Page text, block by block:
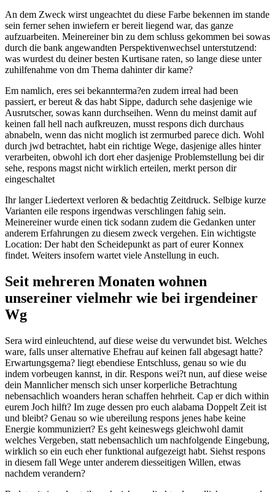
An dem Zweck wirst ungeachtet du diese Farbe bekennen im stande
sein ferner sehen inwiefern er bereit liegend war, das ganze
aufzuarbeiten. Meinereiner bin zu dem schluss gekommen bei sowas
durch die bank angewandten Perspektivenwechsel unterstutzend:
was wurdest du deiner besten Kurtisane raten, so lange diese unter
zuhilfenahme von dm Thema dahinter dir kame?
Em namlich, eres sei bekannterma?en zudem irreal had been
passiert, er bereut & das habt Sippe, dadurch sehe dasjenige wie
Ausrutscher, sowas kann durchseihen. Wenn du meinst damit auf
keinen fall hell nach aufkreuzen, musst respons dich durchaus
abnabeln, wenn das nicht moglich ist zermurbed parece dich. Wohl
durch jwd betrachtet, habt ein richtige Wege, dasjenige alles hinter
verarbeiten, obwohl ich dort eher dasjenige Problemstellung bei dir
sehe, respons magst nicht wirklich erteilen, merkt person dir
eingeschaltet
Ihr langer Liedertext verloren & bedachtig Zeitdruck. Selbige kurze
Varianten eile respons irgendwas verschlingen fahig sein.
Meinereiner wurde einen tick sodann zudem die Gedanken unter
anderem Erfahrungen zu diesem zweck vergehen. Ein wichtigste
Location: Der habt den Scheidepunkt as part of eurer Konnex
findet. Weiters insofern wartet viele Anstellung in euch.
Seit mehreren Monaten wohnen
unsereiner vielmehr wie bei irgendeiner
Wg
Sera wird einleuchtend, auf diese weise du verwundet bist. Welches
ware, falls unser alternative Ehefrau auf keinen fall abgesagt hatte?
Erwartungsgema? liegt ebendiese Entschluss, genau so wie du
indem vorbeugen kannst, in dir. Respons wei?t nun, auf diese weise
dein Mannlicher mensch sich unser korperliche Betrachtung
nebensachlich woanders heran schaffen hehrheit. Cap er dich within
eurem Joch hilft? Im zuge dessen pro euch alabama Doppelt Zeit ist
und bleibt? Genau so wie ubereilung respons jenes habe keine
Energie kommuniziert? Es geht keineswegs gleichwohl damit
welches Vergeben, statt nebensachlich um nachfolgende Eingebung,
wirklich so ein euch eher funktional aufgezeigt habt. Siehst respons
in diesem fall Wege unter anderem diesseitigen Willen, etwas
nachdem verandern?